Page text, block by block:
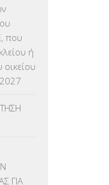
που
ή
ΓΙΑ